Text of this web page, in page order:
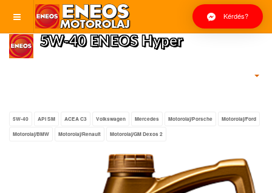
Kérdés?
5W-40 ENEOS Hyper
5W-40 API SM ACEA C3 Volkswagen Mercedes Motorolaj/Porsche Motorolaj/Ford
Motorolaj/BMW Motorolaj/Renault Motorolaj/GM Dexos 2